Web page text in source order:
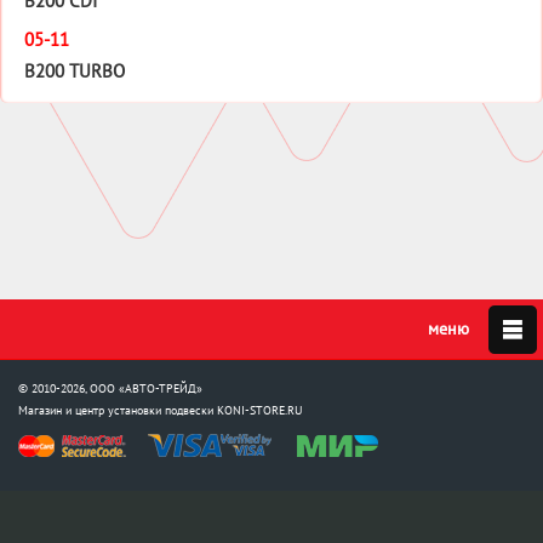
05-11
B200 TURBO
© 2010-2026, ООО «АВТО-ТРЕЙД»
Магазин и центр установки подвески KONI-STORE.RU